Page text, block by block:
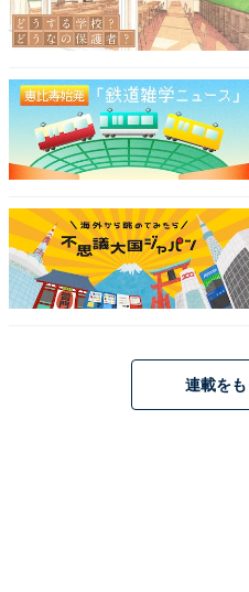
(C)2025映画「盤上の向日葵」製作委
口健太郎でしたが、今作で
象があるものの、物語が進
複雑な葛藤、将棋への情熱
は激情を隠せなくなった姿
す。
坂口健太郎の元来の親しみ
せる役柄としては、2022年
連載を